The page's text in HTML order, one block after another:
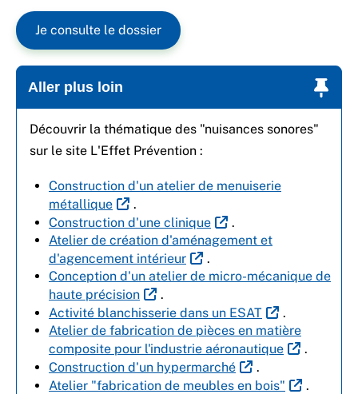
Je consulte le dossier
Aller plus loin
Découvrir la thématique des "nuisances sonores"
sur le site L'Effet Prévention :
Construction d'un atelier de menuiserie
métallique
.
Construction d'une clinique
.
Atelier de création d'aménagement et
d'agencement intérieur
.
Conception d'un atelier de micro-mécanique de
haute précision
.
Activité blanchisserie dans un ESAT
.
Atelier de fabrication de pièces en matière
composite pour l'industrie aéronautique
.
Construction d'un hypermarché
.
Atelier "fabrication de meubles en bois"
.